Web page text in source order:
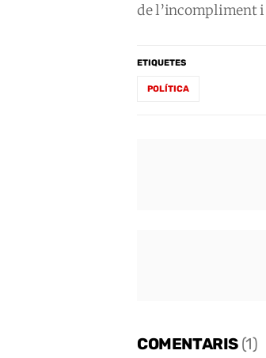
de l’incompliment i
ETIQUETES
POLÍTICA
COMENTARIS (1)